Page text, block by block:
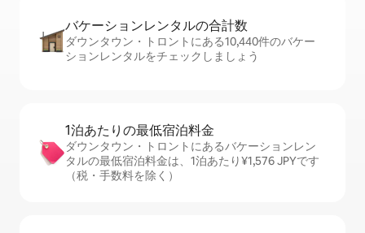
バケーションレ⁠ン⁠タ⁠ル⁠の合⁠計⁠数
ダウンタウン・トロントにある10,440件のバケー
ションレンタルをチェックしましょう
1泊あたりの最⁠低⁠宿⁠泊⁠料⁠金
ダウンタウン・トロントにあるバケーションレン
タルの最低宿泊料金は、1泊あたり¥1,576 JPYです
（税・手数料を除く）